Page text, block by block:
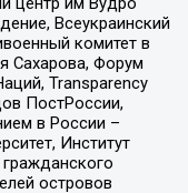
Всеукраинский
комитет в
Сахарова, Форум
Transparеncy
ПостРоссии,
в России –
Институт
островов